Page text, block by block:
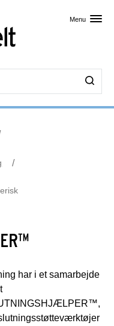
Menu
har i et samarbejde